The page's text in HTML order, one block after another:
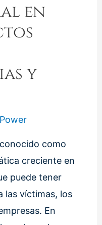
en
y
como
creciente en
puede tener
las víctimas, los
En